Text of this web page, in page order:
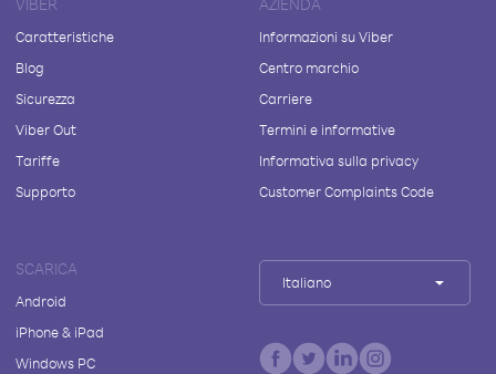
VIBER
Caratteristiche
Blog
Sicurezza
Viber Out
Tariffe
Supporto
AZIENDA
Informazioni su Viber
Centro marchio
Carriere
Termini e informative
Informativa sulla privacy
Customer Complaints Code
SCARICA
Android
iPhone & iPad
Windows PC
Italiano